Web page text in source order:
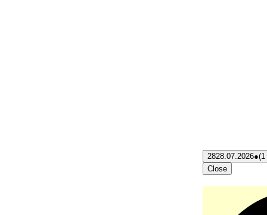
2828.07.2026●(1
Close